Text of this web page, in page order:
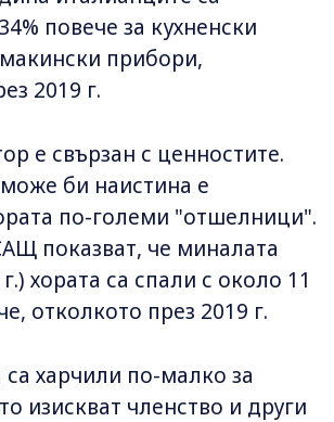
повече за кухненски
прибори,
2019 г.
е свързан с ценностите.
би наистина е
по-големи "отшелници".
показват, че миналата
хората са спали с около 11
отколкото през 2019 г.
харчили по-малко за
изискват членство и други